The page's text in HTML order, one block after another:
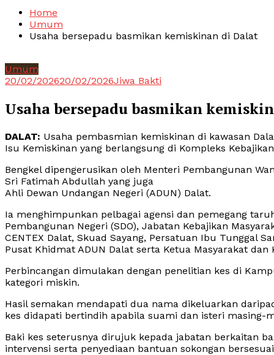
Home
Umum
Usaha bersepadu basmikan kemiskinan di Dalat
Umum
20/02/202620/02/2026Jiwa Bakti
Usaha bersepadu basmikan
DALAT: Usaha pembasmian kemiskinan di kawasan
Isu Kemiskinan yang berlangsung di Kompleks
Bengkel dipengerusikan oleh Menteri Pembangunan
Sri Fatimah Abdullah yang juga
Ahli Dewan Undangan Negeri (ADUN) Dalat.
Ia menghimpunkan pelbagai agensi dan pemegang
Pembangunan Negeri (SDO), Jabatan Kebajikan
CENTEX Dalat, Skuad Sayang, Persatuan Ibu Tunggal
Pusat Khidmat ADUN Dalat serta Ketua Masyarakat dan
Perbincangan dimulakan dengan penelitian kes di
kategori miskin.
Hasil semakan mendapati dua nama dikeluarkan
kes didapati bertindih apabila suami dan isteri masing-
Baki kes seterusnya dirujuk kepada jabatan berkaitan
intervensi serta penyediaan bantuan sokongan